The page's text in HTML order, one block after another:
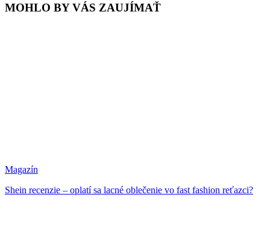
MOHLO BY VÁS ZAUJÍMAŤ
Magazín
Shein recenzie – oplatí sa lacné oblečenie vo fast fashion reťazci?